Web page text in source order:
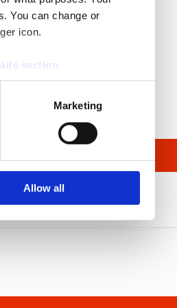
You can change or
icon.
section
may combine it with
Marketing
Allow all
Betalas årsvis
kr
495 kronor
alla priser